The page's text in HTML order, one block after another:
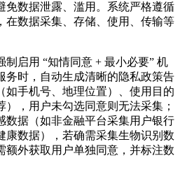
免数据泄露、滥用。系统严格遵循
在数据采集、存储、使用、传输等
制启用 “知情同意 + 最小必要” 机
务时，自动生成清晰的隐私政策告
如手机号、地理位置）、使用目的
），用户未勾选同意则无法采集；
数据（如非金融平台采集用户银行
康数据），若确需采集生物识别数
额外获取用户单独同意，并标注数